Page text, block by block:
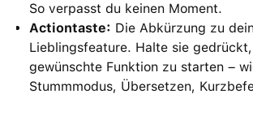
So verpasst du keinen Moment.
Actiontaste: Die Abkürzung zu
Lieblingsfeature. Halte sie
gewünschte Funktion zu starten –
Stummmodus, Übersetzen,